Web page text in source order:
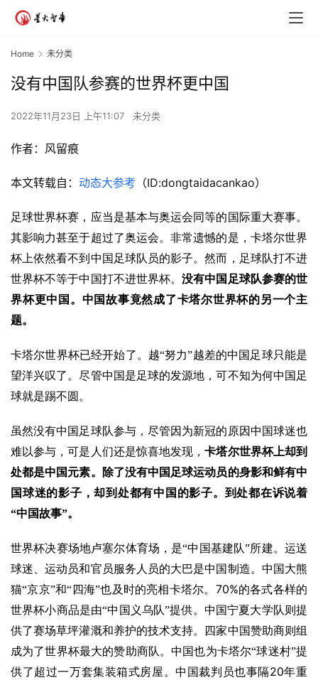
Home 未分类
没有中国队参赛的世界杯更中国
2022年11月23日 上午11:07 未分类
作者： 风留痕
本文转载自： 动态大参考 （ID:dongtaidacankao）
足球世界杯赛，应当是基本与奥运会同等的国际重大赛事。
其影响力甚至于超过了奥运会。非常遗憾的是，卡塔尔世界
杯上依然看不到中国足球队员的影子。然而，足球队打不进
世界杯不等于中国打不进世界杯。没有中国足球队参赛的世
界杯更中国。中国故事竟然成了卡塔尔世界杯的另一个主
题。
卡塔尔世界杯已经开始了。越“努力”越差的中国足球只能是
望洋兴叹了。尽管中国是足球的发源地，可不知为何中国足
球就是踢不圆。
虽然没有中国足球队参与，尽管因为新冠的原因中国球迷也
难以参与，可是人们还是惊喜地发现，卡塔尔世界杯上却到
处都是中国元素。除了没有中国足球运动员的身影和鲜有中
国球迷的影子，却到处都有中国的影子。到处都在诉说着
“中国故事”。
世界杯决赛场地卢塞尔体育场，是“中国基建队”所建。运送
球迷、运动员和官员服务人员的大巴是中国制造。中国大熊
猫“京京”和“四海”也及时的亮相卡塔尔。 70%的各式各样的
世界杯小商品是由“中国义乌队”提供。中国宁夏大学队则提
供了赛场草坪灌溉和养护的技术支持。四家中国赞助商则组
成为了世界杯最大的赞助商队。中国也为卡塔尔“球迷村”提
供了超过一万套集装箱式房屋。中国裁判员也事隔20年重